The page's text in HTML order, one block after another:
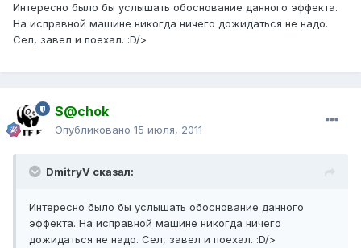
Интересно было бы услышать обоснование данного эффекта.
На исправной машине никогда ничего дожидаться не надо.
Сел, завел и поехал. :D/>
S@chok
Опубликовано 15 июля, 2011
DmitryV сказал:
Интересно было бы услышать обоснование данного
эффекта. На исправной машине никогда ничего
дожидаться не надо. Сел, завел и поехал. :D/>